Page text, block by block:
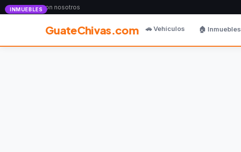
Anunciate con nosotros
GuateChivas.com 🚗 Vehículos 🏠 Inmuebles
INMUEBLES